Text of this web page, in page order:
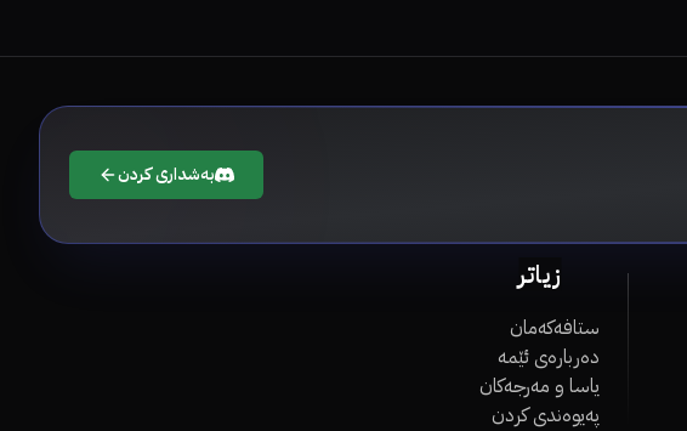
بەشداری کردن
زیاتر
ستافەکەمان
دەربارەی ئێمە
یاسا و مەرجەکان
پەیوەندی کردن